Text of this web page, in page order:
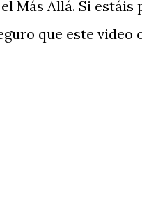
Más Allá. Si estáis
que este video